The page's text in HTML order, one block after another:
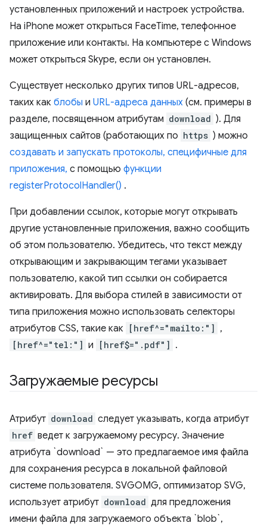
установленных приложений и настроек устройства.
На iPhone может открыться FaceTime, телефонное
приложение или контакты. На компьютере с Windows
может открыться Skype, если он установлен.
Существует несколько других типов URL-адресов,
таких как блобы и URL-адреса данных (см. примеры в
разделе, посвященном атрибутам download ). Для
защищенных сайтов (работающих по https ) можно
создавать и запускать протоколы, специфичные для
приложения, с помощью функции
registerProtocolHandler() .
При добавлении ссылок, которые могут открывать
другие установленные приложения, важно сообщить
об этом пользователю. Убедитесь, что текст между
открывающим и закрывающим тегами указывает
пользователю, какой тип ссылки он собирается
активировать. Для выбора стилей в зависимости от
типа приложения можно использовать селекторы
атрибутов CSS, такие как
[href^="mailto:"] ,
[href^="tel:"] и [href$=".pdf"] .
Загружаемые ресурсы
Атрибут download следует указывать, когда атрибут
href ведет к загружаемому ресурсу. Значение
атрибута `download` — это предлагаемое имя файла
для сохранения ресурса в локальной файловой
системе пользователя. SVGOMG, оптимизатор SVG,
использует атрибут download для предложения
имени файла для загружаемого объекта `blob`,